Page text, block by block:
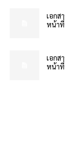
เอกส
หน้าที่
เอกส
หน้าที่